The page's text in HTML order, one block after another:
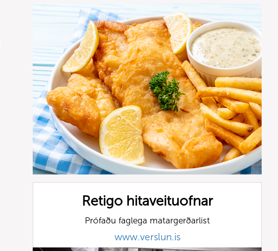
Retigo hitaveituofnar
Prófaðu faglega matargerðarlist
www.verslun.is